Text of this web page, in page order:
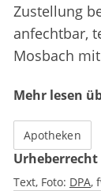
Zustellung
anfechtbar,
Mosbach
Mehr lesen
Apotheken
Urheberrecht
Text, Foto: DPA